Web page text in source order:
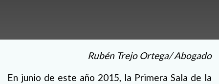
Rubén Trejo Ortega/ Abogado
En junio de este año 2015, la Primera Sala de la